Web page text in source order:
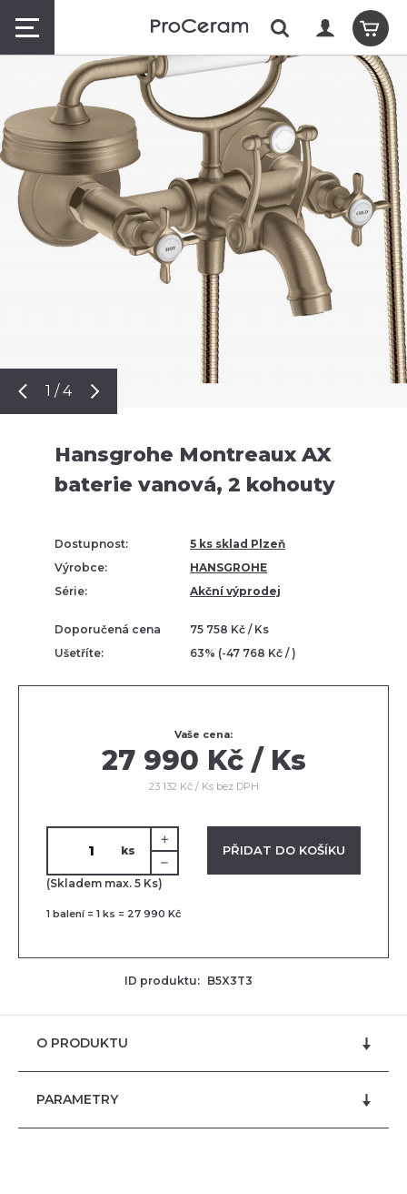
1 / 4
Hansgrohe Montreaux AX
baterie vanová, 2 kohouty
Dostupnost:
5 ks sklad Plzeň
Výrobce:
HANSGROHE
Série:
Akční výprodej
Doporučená cena
75 758 Kč / Ks
Ušetříte:
63% (-47 768 Kč / )
Vaše cena:
27 990 Kč / Ks
23 132 Kč / Ks bez DPH
ks
(Skladem max. 5 Ks)
VLOŽENO V KOŠÍKU PŘIDAT DO KOŠÍKU
1 balení = 1 ks = 27 990 Kč
ID produktu: B5X3T3
O PRODUKTU
PARAMETRY